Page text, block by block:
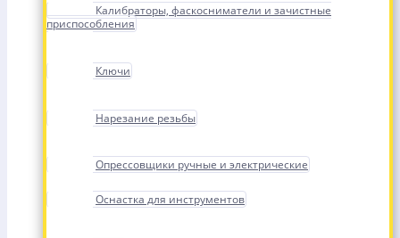
Калибраторы, фаскосниматели и зачистные
приспособления
Ключи
Нарезание резьбы
Опрессовщики ручные и электрические
Оснастка для инструментов